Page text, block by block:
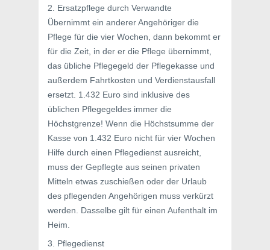
2. Ersatzpflege durch Verwandte
Übernimmt ein anderer Angehöriger die
Pflege für die vier Wochen, dann bekommt er
für die Zeit, in der er die Pflege übernimmt,
das übliche Pflegegeld der Pflegekasse und
außerdem Fahrtkosten und Verdienstausfall
ersetzt. 1.432 Euro sind inklusive des
üblichen Pflegegeldes immer die
Höchstgrenze! Wenn die Höchstsumme der
Kasse von 1.432 Euro nicht für vier Wochen
Hilfe durch einen Pflegedienst ausreicht,
muss der Gepflegte aus seinen privaten
Mitteln etwas zuschießen oder der Urlaub
des pflegenden Angehörigen muss verkürzt
werden. Dasselbe gilt für einen Aufenthalt im
Heim.
3. Pflegedienst